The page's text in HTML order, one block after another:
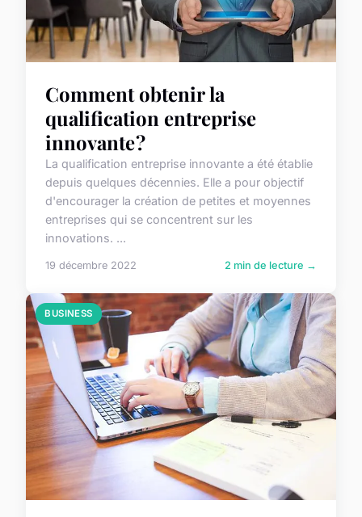
Comment obtenir la
qualification entreprise
innovante ?
La qualification entreprise innovante a été établie
depuis quelques décennies. Elle a pour objectif
d'encourager la création de petites et moyennes
entreprises qui se concentrent sur les
innovations. ...
19 décembre 2022 2 min de lecture →
BUSINESS